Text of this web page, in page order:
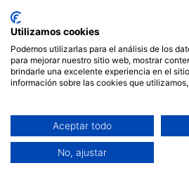
Agregar al carrito
Ja estic registrat/da
Filtrar y ordenar
Utilizamos cookies
Podemos utilizarlas para el análisis de los
para mejorar nuestro sitio web, mostrar
brindarle una excelente experiencia en el
información sobre las cookies que
Aceptar todo
No, ajustar